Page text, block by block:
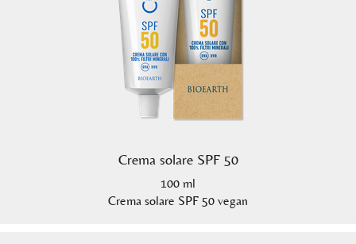
Crema solare SPF 50
100 ml
Crema solare SPF 50 vegan